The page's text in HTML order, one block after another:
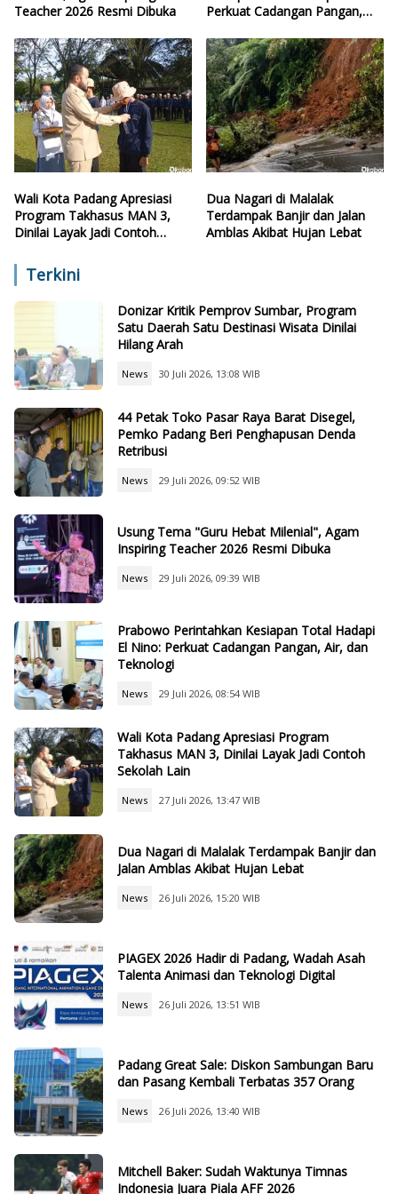
Teacher 2026 Resmi Dibuka
Perkuat Cadangan Pangan,
Wali Kota Padang Apresiasi
Program Takhasus MAN 3,
Dinilai Layak Jadi Contoh
Dua Nagari di Malalak
Terdampak Banjir dan Jalan
Amblas Akibat Hujan Lebat
Terkini
Donizar Kritik Pemprov Sumbar, Program
Satu Daerah Satu Destinasi Wisata Dinilai
Hilang Arah
News 30 Juli 2026, 13:08 WIB
44 Petak Toko Pasar Raya Barat Disegel,
Pemko Padang Beri Penghapusan Denda
Retribusi
News 29 Juli 2026, 09:52 WIB
Usung Tema "Guru Hebat Milenial", Agam
Inspiring Teacher 2026 Resmi Dibuka
News 29 Juli 2026, 09:39 WIB
Prabowo Perintahkan Kesiapan Total Hadapi
El Nino: Perkuat Cadangan Pangan, Air, dan
Teknologi
News 29 Juli 2026, 08:54 WIB
Wali Kota Padang Apresiasi Program
Takhasus MAN 3, Dinilai Layak Jadi Contoh
Sekolah Lain
News 27 Juli 2026, 13:47 WIB
Dua Nagari di Malalak Terdampak Banjir dan
Jalan Amblas Akibat Hujan Lebat
News 26 Juli 2026, 15:20 WIB
PIAGEX 2026 Hadir di Padang, Wadah Asah
Talenta Animasi dan Teknologi Digital
News 26 Juli 2026, 13:51 WIB
Padang Great Sale: Diskon Sambungan Baru
dan Pasang Kembali Terbatas 357 Orang
News 26 Juli 2026, 13:40 WIB
Mitchell Baker: Sudah Waktunya Timnas
Indonesia Juara Piala AFF 2026